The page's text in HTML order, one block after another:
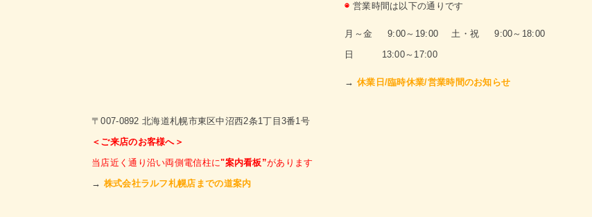
〒007-0892 北海道札幌市東区中沼西2条1丁目3番1号
＜ご来店のお客様へ＞
当店近く通り沿い両側電信柱に"案内看板”があります
→ 株式会社ラルフ札幌店までの道案内
◉ 営業時間は以下の通りです
月～金 9:00～19:00
土・祝 9:00～18:00
日 13:00～17:00
→ 休業日/臨時休業/営業時間のお知らせ